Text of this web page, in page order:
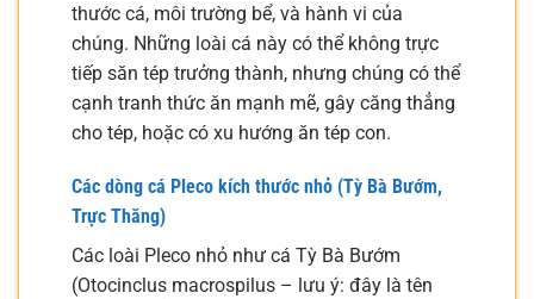
thước cá, môi trường bể, và hành vi của
chúng. Những loài cá này có thể không trực
tiếp săn tép trưởng thành, nhưng chúng có thể
cạnh tranh thức ăn mạnh mẽ, gây căng thẳng
cho tép, hoặc có xu hướng ăn tép con.
Các dòng cá Pleco kích thước nhỏ (Tỳ Bà Bướm,
Trực Thăng)
Các loài Pleco nhỏ như cá Tỳ Bà Bướm
(Otocinclus macrospilus – lưu ý: đây là tên